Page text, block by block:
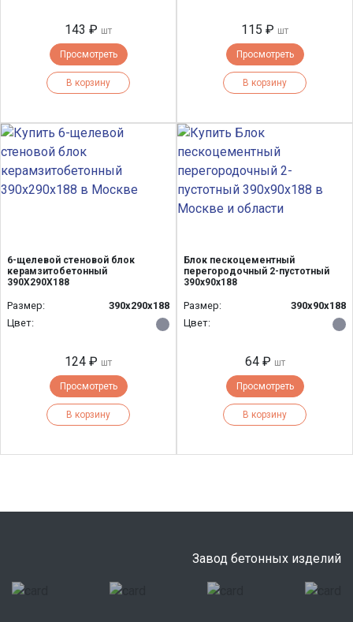
143 ₽ шт
Просмотреть
В корзину
115 ₽ шт
Просмотреть
В корзину
6-щелевой стеновой блок
керамзитобетонный
390Х290Х188
Размер:
390х290х188
Цвет:
124 ₽ шт
Просмотреть
В корзину
Блок пескоцементный
перегородочный 2-пустотный
390х90х188
Размер:
390х90х188
Цвет:
64 ₽ шт
Просмотреть
В корзину
Завод бетонных изделий